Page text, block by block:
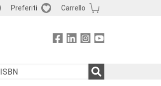
Preferiti Carrello